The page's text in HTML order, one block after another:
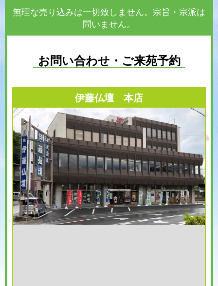
無理な売り込みは一切致しません。宗旨・宗派は
問いません。
お問い合わせ・ご来苑予約
伊藤仏壇 本店